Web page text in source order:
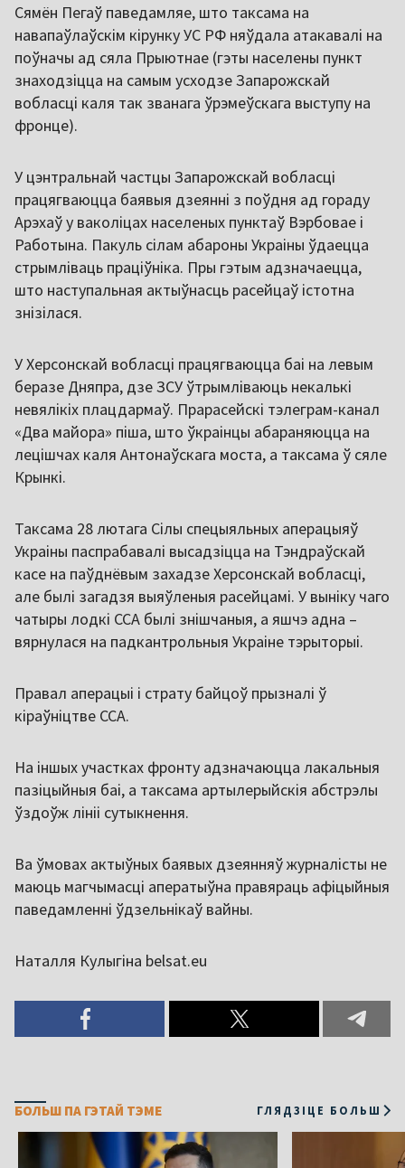
Сямён Пегаў паведамляе, што таксама на
навапаўлаўскім кірунку УС РФ няўдала атакавалі на
поўначы ад сяла Прыютнае (гэты населены пункт
знаходзіцца на самым усходзе Запарожскай
вобласці каля так званага ўрэмеўскага выступу на
фронце).
У цэнтральнай частцы Запарожскай вобласці
працягваюцца баявыя дзеянні з поўдня ад гораду
Арэхаў у ваколіцах населеных пунктаў Вэрбовае і
Работына. Пакуль сілам абароны Украіны ўдаецца
стрымліваць праціўніка. Пры гэтым адзначаецца,
што наступальная актыўнасць расейцаў істотна
знізілася.
У Херсонскай вобласці працягваюцца баі на левым
беразе Дняпра, дзе ЗСУ ўтрымліваюць некалькі
невялікіх плацдармаў. Прарасейскі тэлеграм-канал
«Два майора» піша, што ўкраінцы абараняюцца на
лецішчах каля Антонаўскага моста, а таксама ў сяле
Крынкі.
Таксама 28 лютага Сілы спецыяльных аперацыяў
Украіны паспрабавалі высадзіцца на Тэндраўскай
касе на паўднёвым захадзе Херсонскай вобласці,
але былі загадзя выяўленыя расейцамі. У выніку чаго
чатыры лодкі ССА былі знішчаныя, а яшчэ адна –
вярнулася на падкантрольныя Украіне тэрыторыі.
Правал аперацыі і страту байцоў прызналі ў
кіраўніцтве ССА.
На іншых участках фронту адзначаюцца лакальныя
пазіцыйныя баі, а таксама артылерыйскія абстрэлы
ўздоўж лініі сутыкнення.
Ва ўмовах актыўных баявых дзеянняў журналісты не
маюць магчымасці аператыўна правяраць афіцыйныя
паведамленні ўдзельнікаў вайны.
Наталля Кулыгіна belsat.eu
БОЛЬШ ПА ГЭТАЙ ТЭМЕ ГЛЯДЗІЦЕ БОЛЬШ